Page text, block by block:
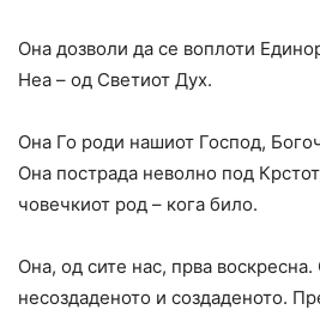
Она дозволи да се воплоти
Неа – од Светиот Дух.
Она Го роди нашиот Господ,
Она пострада неволно под
човечкиот род – кога било.
Она, од сите нас, прва
несоздаденото и создаденото.